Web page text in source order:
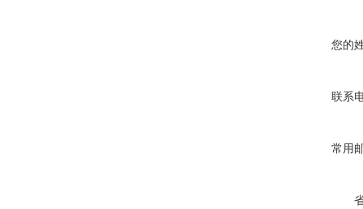
您的
联系
常用